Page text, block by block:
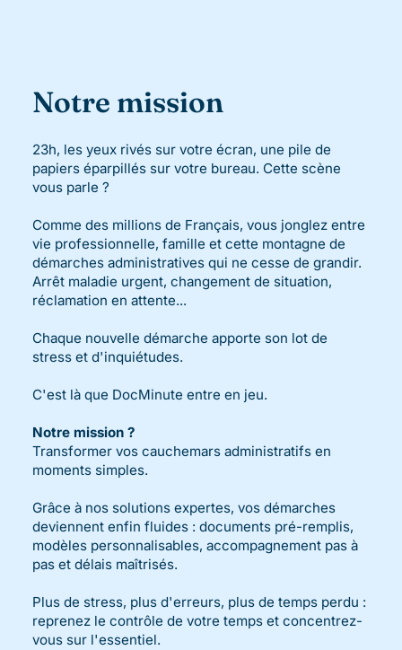
Notre mission
23h, les yeux rivés sur votre écran, une pile de
papiers éparpillés sur votre bureau. Cette scène
vous parle ?
Comme des millions de Français, vous jonglez entre
vie professionnelle, famille et cette montagne de
démarches administratives qui ne cesse de grandir.
Arrêt maladie urgent, changement de situation,
réclamation en attente...
Chaque nouvelle démarche apporte son lot de
stress et d'inquiétudes.
C'est là que DocMinute entre en jeu.
Notre mission ?
Transformer vos cauchemars administratifs en
moments simples.
Grâce à nos solutions expertes, vos démarches
deviennent enfin fluides : documents pré-remplis,
modèles personnalisables, accompagnement pas à
pas et délais maîtrisés.
Plus de stress, plus d'erreurs, plus de temps perdu :
reprenez le contrôle de votre temps et concentrez-
vous sur l'essentiel.